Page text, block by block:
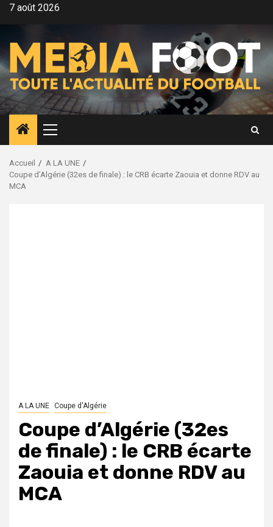
Aller7 août 2026
Menu
principal
Accueil
A LA UNE
Coupe d’Algérie (32es de finale) : le CRB écarte Zaouia et donne RDV au
MCA
A LA UNE Coupe d'Algérie
Coupe d’Algérie (32es
de finale) : le CRB écarte
Zaouia et donne RDV au
MCA